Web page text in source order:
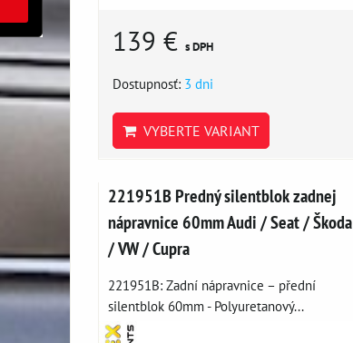
139 € s DPH
Dostupnosť: 3 dni
VYBERTE VARIANT
221951B Predný silentblok zadnej
nápravnice 60mm Audi / Seat / Škoda
/ VW / Cupra
221951B: Zadní nápravnice – přední
silentblok 60mm - Polyuretanový...